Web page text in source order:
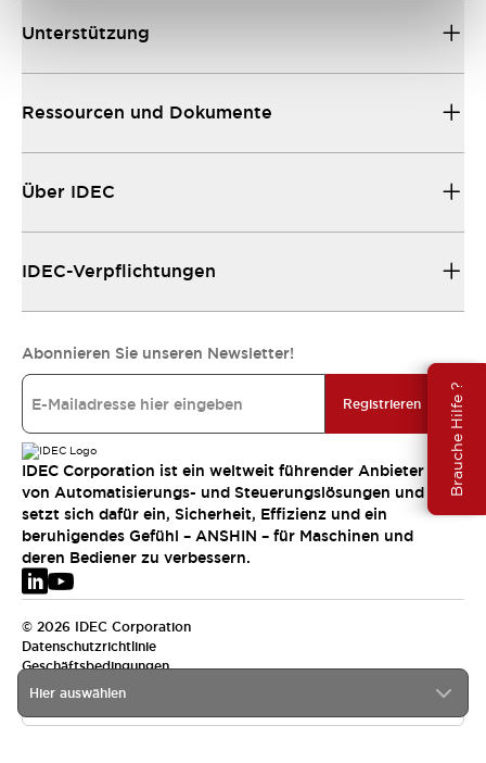
Brauche Hilfe ?
Hier auswählen
Unterstützung
Ressourcen und Dokumente
Über IDEC
IDEC-Verpflichtungen
Abonnieren Sie unseren Newsletter!
Registrieren
IDEC Corporation ist ein weltweit führender Anbieter
von Automatisierungs- und Steuerungslösungen und
setzt sich dafür ein, Sicherheit, Effizienz und ein
beruhigendes Gefühl – ANSHIN – für Maschinen und
deren Bediener zu verbessern.
© 2026 IDEC Corporation
Datenschutzrichtlinie
Geschäftsbedingungen
EMEA